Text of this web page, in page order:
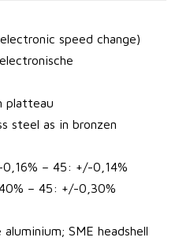
speed change)
platteau
steel as in bronzen
– 45: +/-0,14%
– 45: +/-0,30%
SME headshell